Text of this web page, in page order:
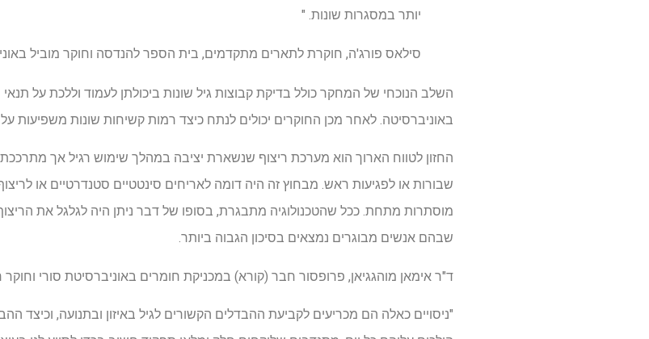
יותר במסגרות שונות. "
סילאס פורג'ה, חוקרת לתארים מתקדמים, בית הספר להנדסה וחוקר מוביל
השלב הנוכחי של המחקר כולל בדיקת קבוצות גיל שונות ביכולתן לעמוד וללכת על
באוניברסיטה. לאחר מכן החוקרים יכולים לנתח כיצד רמות קשיחות שונות משפיעות
החזון לטווח הארוך הוא מערכת ריצוף שנשארת יציבה במהלך שימוש רגיל אך
שבורות או לפגיעות ראש. מבחוץ זה היה דומה לאריחים סינטטיים סטנדרטיים או
מוסתרות מתחת. ככל שהטכנולוגיה מתבגרת, בסופו של דבר ניתן היה לגלגל את
שבהם אנשים מבוגרים נמצאים בסיכון הגבוה ביותר.
ד"ר אימאן מוהגגיאן, פרופסור חבר (קורא) במכניקת חומרים באוניברסיטת סורי
"ניסויים כאלה הם מכריעים לקביעת ההבדלים הקשורים לגיל באיזון ובתנועה,